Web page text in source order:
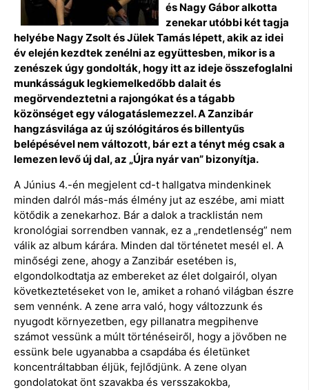
és Nagy Gábor alkotta
zenekar utóbbi két tagja
helyébe Nagy Zsolt és Jülek Tamás lépett, akik az idei
év elején kezdtek zenélni az együttesben, mikor is a
zenészek úgy gondolták, hogy itt az ideje összefoglalni
munkásságuk legkiemelkedőbb dalait és
megörvendeztetni a rajongókat és a tágabb
közönséget egy válogatáslemezzel. A Zanzibár
hangzásvilága az új szólógitáros és billentyűs
belépésével nem változott, bár ezt a tényt még csak a
lemezen levő új dal, az „Újra nyár van” bizonyítja.
A Június 4.-én megjelent cd-t hallgatva mindenkinek
minden dalról más-más élmény jut az eszébe, ami miatt
kötődik a zenekarhoz. Bár a dalok a tracklistán nem
kronológiai sorrendben vannak, ez a „rendetlenség” nem
válik az album kárára. Minden dal történetet mesél el. A
minőségi zene, ahogy a Zanzibár esetében is,
elgondolkodtatja az embereket az élet dolgairól, olyan
következtetéseket von le, amiket a rohanó világban észre
sem vennénk. A zene arra való, hogy változzunk és
nyugodt környezetben, egy pillanatra megpihenve
számot vessünk a múlt történéseiről, hogy a jövőben ne
essünk bele ugyanabba a csapdába és életünket
koncentráltabban éljük, fejlődjünk. A zene olyan
gondolatokat önt szavakba és versszakokba,